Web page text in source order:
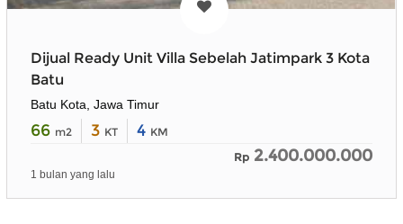
Dijual Ready Unit Villa Sebelah Jatimpark 3 Kota
Batu
Batu Kota, Jawa Timur
66 m2 3 KT 4 KM
Rp 2.400.000.000
1 bulan yang lalu